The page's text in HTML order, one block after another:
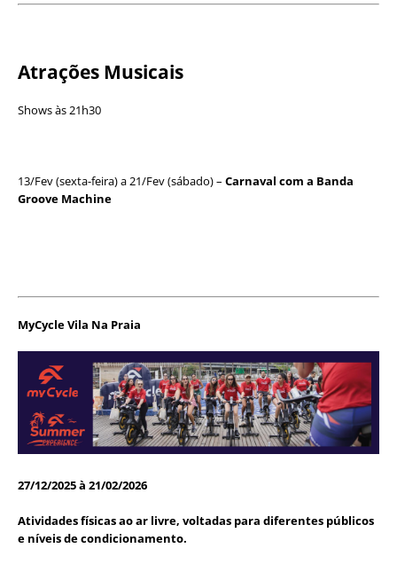
Atrações Musicais
Shows às 21h30
13/Fev (sexta-feira) a 21/Fev (sábado) – Carnaval com a Banda
Groove Machine
MyCycle Vila Na Praia
27/12/2025 à 21/02/2026
Atividades físicas ao ar livre, voltadas para diferentes públicos
e níveis de condicionamento.